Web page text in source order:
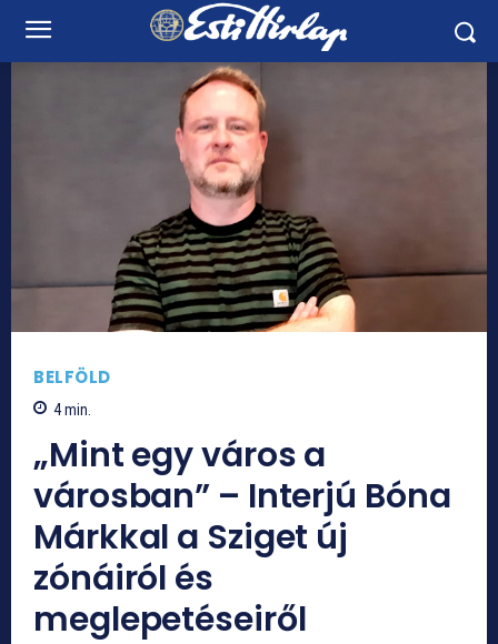
BELFÖLD
4min.
„Mint egy város a
városban” – Interjú Bóna
Márkkal a Sziget új
zónáiról és
meglepetéseiről